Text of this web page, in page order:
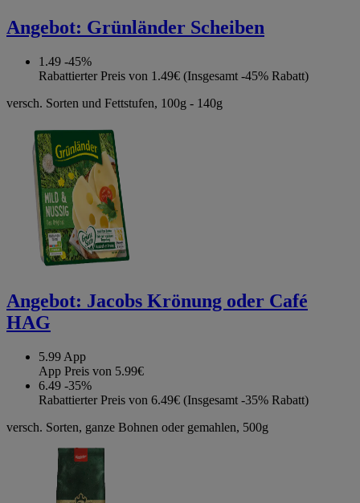
Angebot: Grünländer Scheiben
1.49 -45%
Rabattierter Preis von 1.49€ (Insgesamt -45% Rabatt)
versch. Sorten und Fettstufen, 100g - 140g
Angebot: Jacobs Krönung oder Café
HAG
5.99 App
App Preis von 5.99€
6.49 -35%
Rabattierter Preis von 6.49€ (Insgesamt -35% Rabatt)
versch. Sorten, ganze Bohnen oder gemahlen, 500g